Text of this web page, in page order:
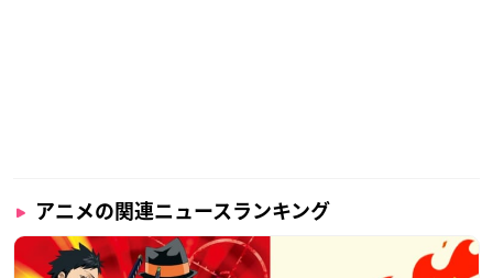
アニメの関連ニュースランキング